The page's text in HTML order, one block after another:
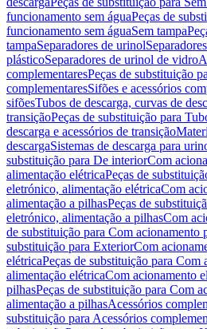
funcionamento sem águaPeças de
funcionamento sem águaSem tampa
tampaSeparadores de urinol
plásticoSeparadores de urinol de vidro
complementaresPeças de substituição
complementaresSifões e acessórios
sifõesTubos de descarga, curvas de
transiçãoPeças de substituição para
descarga e acessórios de transição
descargaSistemas de descarga para
substituição para De interiorCom
alimentação elétricaPeças de
eletrónico, alimentação elétricaCom
alimentação a pilhasPeças de
eletrónico, alimentação a pilhasCom
de substituição para Com acionamento
substituição para ExteriorCom
elétricaPeças de substituição para Com
alimentação elétricaCom acionamento
pilhasPeças de substituição para Com
alimentação a pilhasAcessórios
substituição para Acessórios